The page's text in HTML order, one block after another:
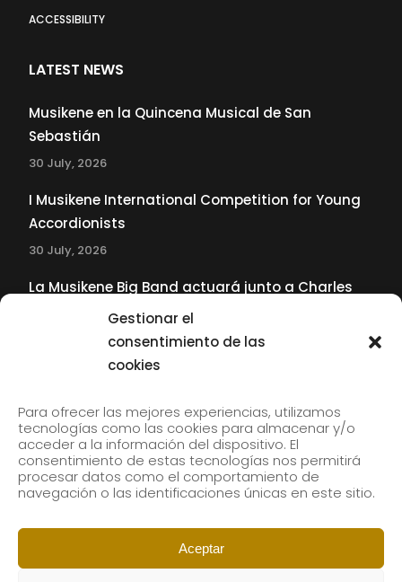
Gestionar el
consentimiento de las
cookies
Para ofrecer las mejores experiencias, utilizamos
tecnologías como las cookies para almacenar y/o
acceder a la información del dispositivo. El
consentimiento de estas tecnologías nos permitirá
procesar datos como el comportamiento de
navegación o las identificaciones únicas en este sitio.
Aceptar
ACCESSIBILITY
LATEST NEWS
Musikene en la Quincena Musical de San
Sebastián
30 July, 2026
I Musikene International Competition for Young
Accordionists
30 July, 2026
La Musikene Big Band actuará junto a Charles
Tolliver en el 61 Jazzaldia
Subscribe to our newsletter to receive our news by
email.